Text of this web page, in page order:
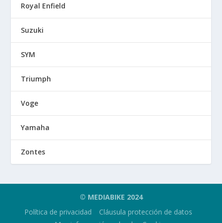
Royal Enfield
Suzuki
SYM
Triumph
Voge
Yamaha
Zontes
© MEDIABIKE 2024
Política de privacidad
Cláusula protección de datos